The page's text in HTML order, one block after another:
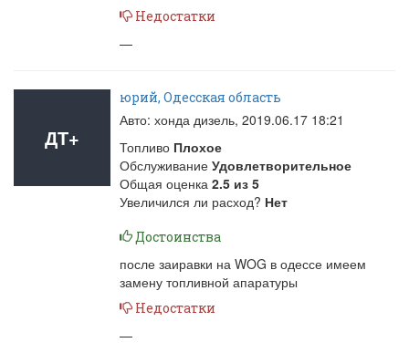
Недостатки
—
ДТ+
юрий, Одесская область
Авто: хонда дизель, 2019.06.17 18:21
Топливо Плохое
Обслуживание Удовлетворительное
Общая оценка 2.5 из 5
Увеличился ли расход? Нет
Достоинства
после заиравки на WOG в одессе имеем
замену топливной апаратуры
Недостатки
—